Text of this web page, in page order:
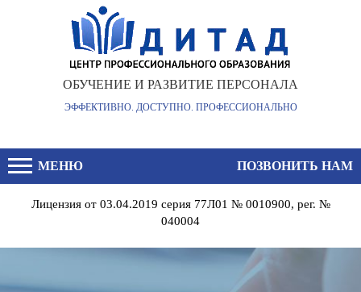
ОБУЧЕНИЕ И РАЗВИТИЕ ПЕРСОНАЛА
ЭФФЕКТИВНО. ДОСТУПНО. ПРОФЕССИОНАЛЬНО
МЕНЮ ПОЗВОНИТЬ НАМ
Лицензия от 03.04.2019 серия 77Л01 № 0010900, рег. №
040004